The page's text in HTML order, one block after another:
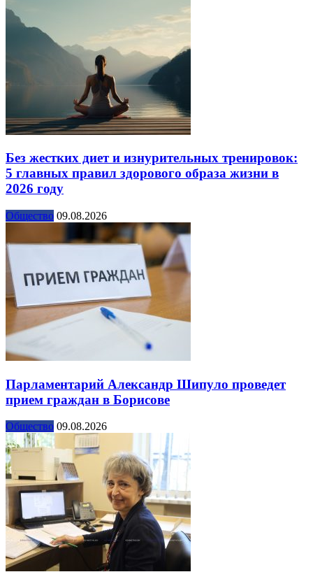
Без жестких диет и изнурительных тренировок:
5 главных правил здорового образа жизни в
2026 году
Общество 09.08.2026
Парламентарий Александр Шипуло проведет
прием граждан в Борисове
Общество 09.08.2026